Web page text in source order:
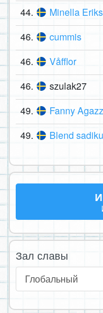
44. Minella
46. cummis
46. Våfflor
46. szulak27
49. Fanny
49. Blend sadiku
Зал славы
Глобальный